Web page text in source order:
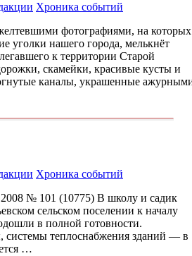
Хроника событий
фотографиями, на которых
уголки нашего города, мелькнёт
к территории Старой
скамейки, красивые кусты и
каналы, украшенные
Хроника событий
№ 101 (10775) В школу и садик
сельском поселении к началу
в полной готовности.
системы теплоснабжения зданий — в
…